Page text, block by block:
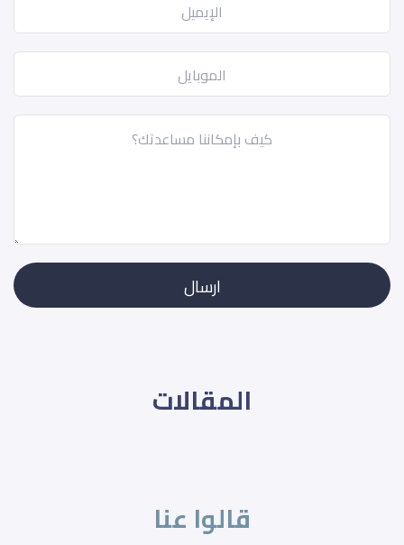
المقالات
قالوا عنا